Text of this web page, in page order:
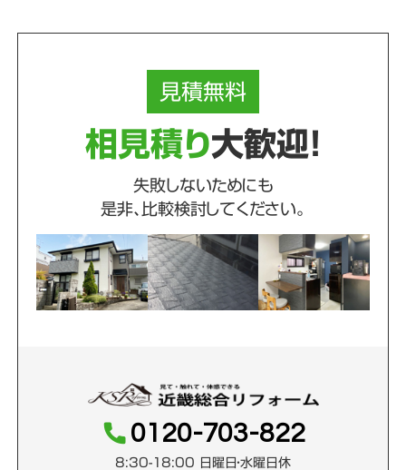
見積無料
相見積り大歓迎！
失敗しないためにも
是非、比較検討してください。
0120-703-822
8:30-18:00 日曜日・水曜日休